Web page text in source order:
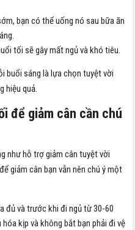
bạn có thể uống nó sau bữa ăn
tối sẽ gây mất ngủ và khó tiêu.
buổi sáng là lựa chọn tuyệt vời
hiệu quả.
để giảm cân cần chú
như hỗ trợ giảm cân tuyệt vời
giảm cân bạn vẫn nên chú ý một
đủ và trước khi đi ngủ từ 30-60
kịp và không bắt bạn phải đi vệ